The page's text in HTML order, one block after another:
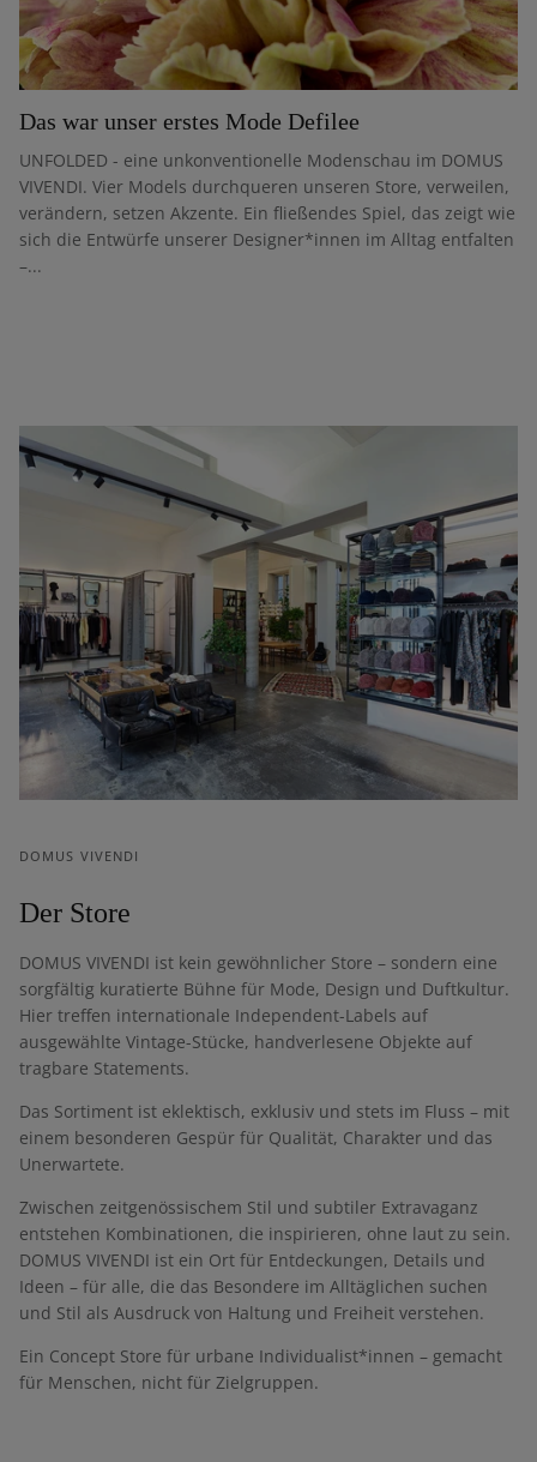
Das war unser erstes Mode Defilee
UNFOLDED - eine unkonventionelle Modenschau im DOMUS
VIVENDI. Vier Models durchqueren unseren Store, verweilen,
verändern, setzen Akzente. Ein fließendes Spiel, das zeigt wie
sich die Entwürfe unserer Designer*innen im Alltag entfalten
–...
DOMUS VIVENDI
Der Store
DOMUS VIVENDI ist kein gewöhnlicher Store – sondern eine
sorgfältig kuratierte Bühne für Mode, Design und Duftkultur.
Hier treffen internationale Independent-Labels auf
ausgewählte Vintage-Stücke, handverlesene Objekte auf
tragbare Statements.
Das Sortiment ist eklektisch, exklusiv und stets im Fluss – mit
einem besonderen Gespür für Qualität, Charakter und das
Unerwartete.
Zwischen zeitgenössischem Stil und subtiler Extravaganz
entstehen Kombinationen, die inspirieren, ohne laut zu sein.
DOMUS VIVENDI ist ein Ort für Entdeckungen, Details und
Ideen – für alle, die das Besondere im Alltäglichen suchen
und Stil als Ausdruck von Haltung und Freiheit verstehen.
Ein Concept Store für urbane Individualist*innen – gemacht
für Menschen, nicht für Zielgruppen.